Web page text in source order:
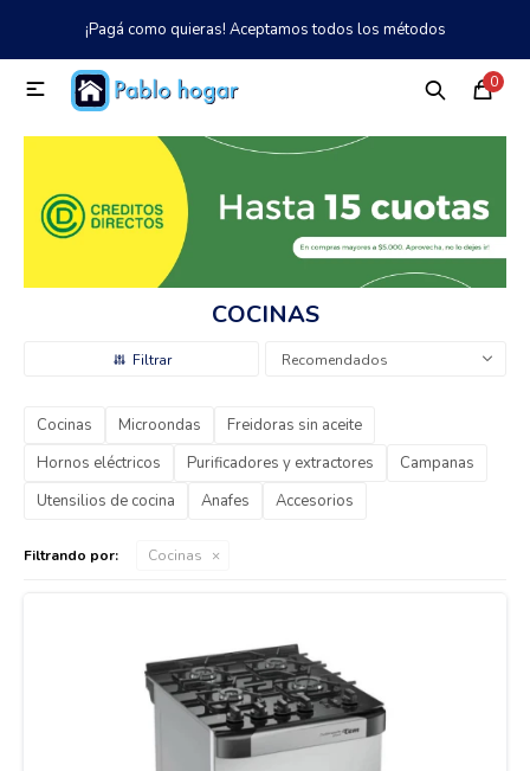
¡Pagá como quieras! Aceptamos todos los métodos
0

COCINAS
Recomendados
Cocinas Microondas
Freidoras sin aceite
Hornos eléctricos
Purificadores y extractores
Campanas
Utensilios de cocina
Anafes Accesorios
Filtrando por: Cocinas
MI CUENTA
Catálogo Tienda 097 997 042
Climatización
Tecnología
Aire libre y Jardín